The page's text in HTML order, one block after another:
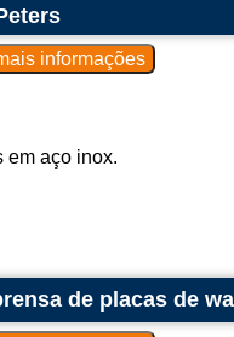
em aço inox.
de placas de